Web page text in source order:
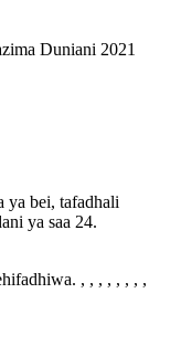
Duniani 2021
ya bei, tafadhali
ya saa 24.
, , , , , , , ,